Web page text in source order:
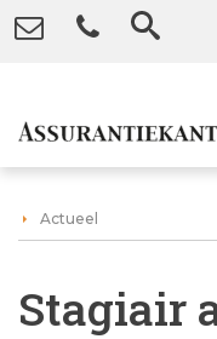
Actueel
Stagiair